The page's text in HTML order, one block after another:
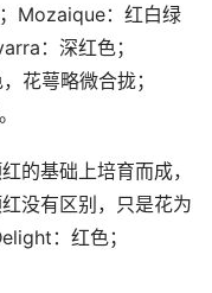
Mozaique：红白绿
：深红色；
花萼略微合拢；
的基础上培育而成，
没有区别，只是花为
：红色；